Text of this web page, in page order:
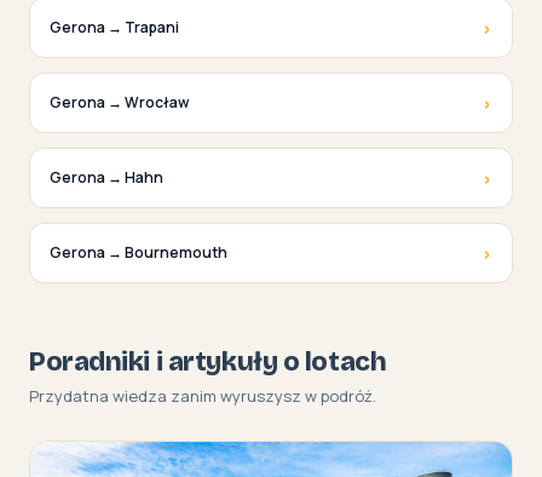
Gerona → Trapani ›
Gerona → Wrocław ›
Gerona → Hahn ›
Gerona → Bournemouth ›
Poradniki i artykuły o lotach
Przydatna wiedza zanim wyruszysz w podróż.